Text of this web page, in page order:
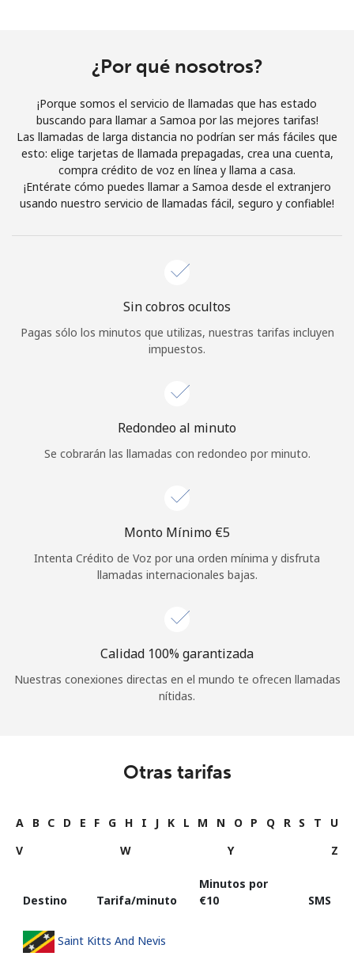
Únete
¡Hola!
Inicia sesión oREGÍSTRATE →
¿Olvidaste tu contraseña? →
o
Continuar con
¿Por qué nosotros?
¡Porque somos el servicio de llamadas que has estado
buscando para llamar a Samoa por las mejores tarifas!
Las llamadas de larga distancia no podrían ser más fáciles que
esto: elige tarjetas de llamada prepagadas, crea una cuenta,
compra crédito de voz en línea y llama a casa.
¡Entérate cómo puedes llamar a Samoa desde el extranjero
usando nuestro servicio de llamadas fácil, seguro y confiable!
Sin cobros ocultos
Pagas sólo los minutos que utilizas, nuestras tarifas incluyen
impuestos.
Redondeo al minuto
Se cobrarán las llamadas con redondeo por minuto.
Monto Mínimo ⁦€5⁩
Intenta Crédito de Voz por una orden mínima y disfruta
llamadas internacionales bajas.
Calidad 100% garantizada
Nuestras conexiones directas en el mundo te ofrecen llamadas
nítidas.
Otras tarifas
A B C D E F G H I J K L M N O P Q R S T
U
V
W Y Z
Destino Tarifa/minuto
Minutos por
⁦€10⁩
SMS
Saint Kitts And Nevis